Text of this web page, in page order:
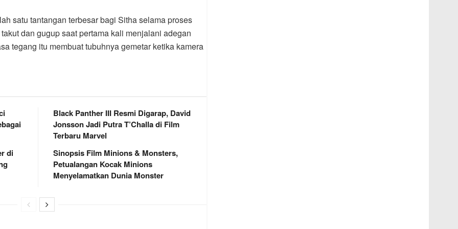
satu tantangan terbesar bagi Sitha selama proses
dan gugup saat pertama kali menjalani adegan
tegang itu membuat tubuhnya gemetar ketika kamera
di
Black Panther III Resmi Digarap, David
Jonsson Jadi Putra T’Challa di Film
Terbaru Marvel
Sinopsis Film Minions & Monsters,
Petualangan Kocak Minions
Menyelamatkan Dunia Monster